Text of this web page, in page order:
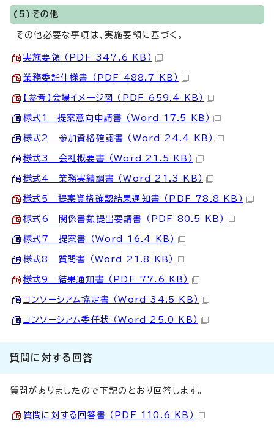
(5)その他
その他必要な事項は、実施要領に基づく。
実施要領 （PDF 347.6 KB）
業務委託仕様書 （PDF 488.7 KB）
【参考】会場イメージ図 （PDF 659.4 KB）
様式1 提案意向申請書 （Word 17.5 KB）
様式2 参加資格確認書 （Word 24.4 KB）
様式3 会社概要書 （Word 21.5 KB）
様式4 業務実績調書 （Word 21.3 KB）
様式5 提案資格確認結果通知書 （PDF 78.8 KB）
様式6 関係書類提出要請書 （PDF 80.5 KB）
様式7 提案書 （Word 16.4 KB）
様式8 質問書 （Word 21.8 KB）
様式9 結果通知書 （PDF 77.6 KB）
コンソーシアム協定書 （Word 34.5 KB）
コンソーシアム委任状 （Word 25.0 KB）
質問に対する回答
質問がありましたので下記のとおり回答します。
質問に対する回答書 （PDF 110.6 KB）